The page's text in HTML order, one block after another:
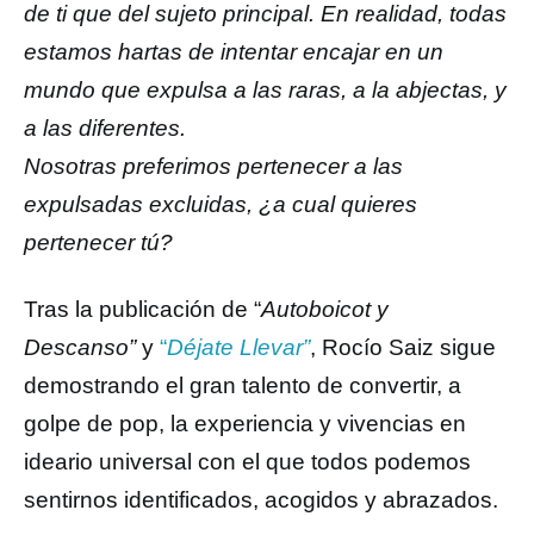
de ti que del sujeto principal. En realidad, todas
estamos hartas de intentar encajar en un
mundo que expulsa a las raras, a la abjectas, y
a las diferentes.
Nosotras preferimos pertenecer a las
expulsadas excluidas, ¿a cual quieres
pertenecer tú?
Tras la publicación de “Autoboicot y
Descanso”y “Déjate Llevar”, Rocío Saiz sigue
demostrando el gran talento de convertir, a
golpe de pop, la experiencia y vivencias en
ideario universal con el que todos podemos
sentirnos identificados, acogidos y abrazados.